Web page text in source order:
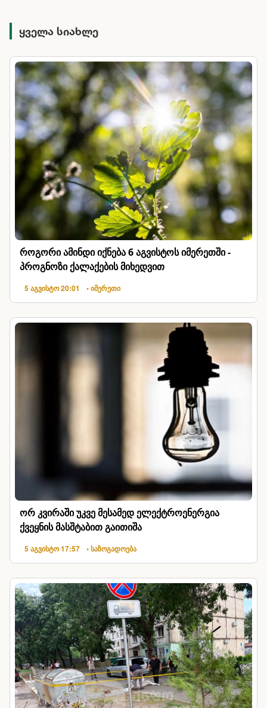
ყველა სიახლე
როგორი ამინდი იქნება 6 აგვისტოს იმერეთში -
პროგნოზი ქალაქების მიხედვით
5 აგვისტო 20:01 • იმერეთი
ორ კვირაში უკვე მესამედ ელექტროენერგია
ქვეყნის მასშტაბით გაითიშა
5 აგვისტო 17:57 • საზოგადოება